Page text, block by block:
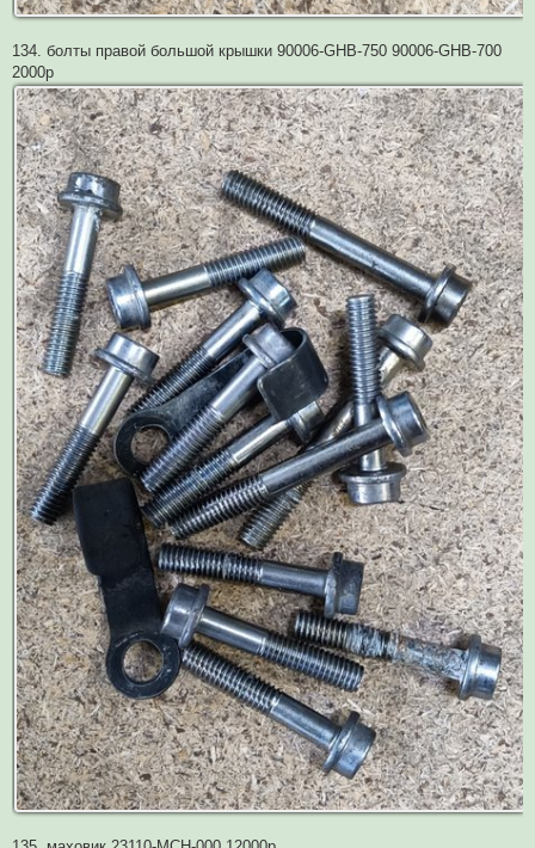
134. болты правой большой крышки 90006-GHB-750 90006-GHB-700
2000р